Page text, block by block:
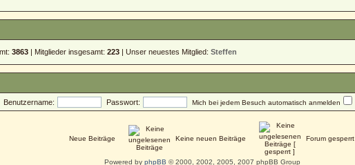
3863| Mitglieder insgesamt: 223| Unser neuestes Mitglied: Steffen
Benutzername: Passwort: Mich bei jedem Besuch automatisch anmelden
Neue Beiträge Keine neuen Beiträge Forum gesperrt
Powered by phpBB © 2000, 2002, 2005, 2007 phpBB Group